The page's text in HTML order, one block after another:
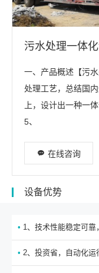
污水处理一体
一、产品概述【污
处理工艺，总结国
上，设计出一种一
5、
在线咨询
设备优势
• 1、技术性能稳定可靠
• 2、投资省，自动化运